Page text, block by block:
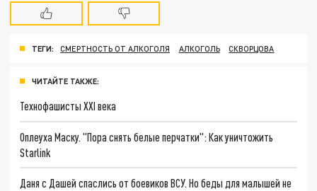
ТЕГИ: СМЕРТНОСТЬ ОТ АЛКОГОЛЯ АЛКОГОЛЬ СКВОРЦОВА
ЧИТАЙТЕ ТАКЖЕ:
Технофашисты XXI века
Оплеуха Маску. "Пора снять белые перчатки": Как уничтожить
Starlink
Даня с Дашей спаслись от боевиков ВСУ. Но беды для малышей не